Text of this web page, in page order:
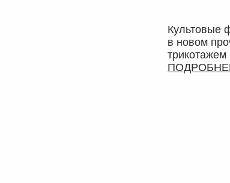
Культовые
в новом
трикотажем